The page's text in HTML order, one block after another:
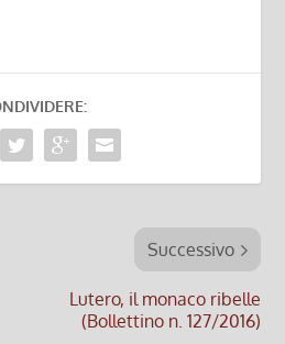
Successivo
Lutero, il monaco ribelle
(Bollettino n. 127/2016)